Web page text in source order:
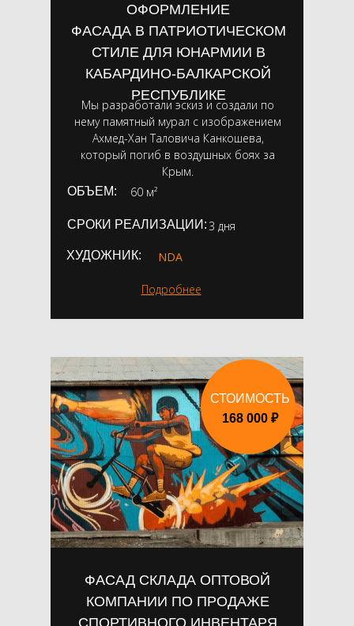
ОФОРМЛЕНИЕ
ФАСАДА В ПАТРИОТИЧЕСКОМ
СТИЛЕ ДЛЯ ЮНАРМИИ В
КАБАРДИНО-БАЛКАРСКОЙ
РЕСПУБЛИКЕ
Мы разработали эскиз и создали по
нему памятный мурал с изображением
Ахмед-Хан Таловича Канкошева,
который погиб в воздушных боях за
Крым.
60 м²
СРОКИ РЕАЛИЗАЦИИ: 3 дня
ХУДОЖНИК: NDA
ОБЪЕМ:
Подробнее
ФАСАД СКЛАДА ОПТОВОЙ
КОМПАНИИ ПО ПРОДАЖЕ
СПОРТИВНОГО ИНВЕНТАРЯ
СТОИМОСТЬ
168 000 ₽